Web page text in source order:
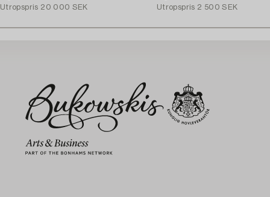
Utropspris 20 000 SEK
Utropspris 2 500 SEK